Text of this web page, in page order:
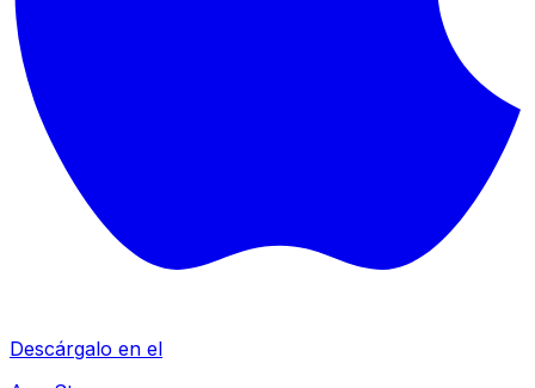
Descárgalo en el